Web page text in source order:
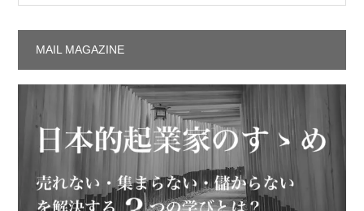
MAIL MAGAZINE